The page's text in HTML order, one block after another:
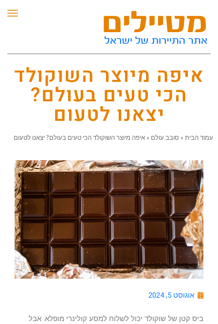
איפה מיוצר השוקולד
הכי טעים בעולם?
יצאנו לטעום
הבית»סובב עולם»איפה מיוצר השוקולד הכי טעים בעולם? יצאנו לטעום
אוגוסט 5, 2024
ביס קטן של שוקולד יכול לשלוח למסע קולינרי מופלא. אבל